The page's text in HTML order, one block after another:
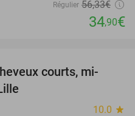
Régulier 56,33€
34,90€
55%
courts, mi-
10.0 star